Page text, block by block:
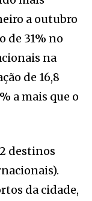
a outubro
de 31% no
na
de 16,8
a mais que o
destinos
da cidade,